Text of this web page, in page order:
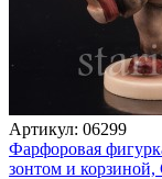
Артикул: 06299
Фарфоровая
зонтом и корзиной,